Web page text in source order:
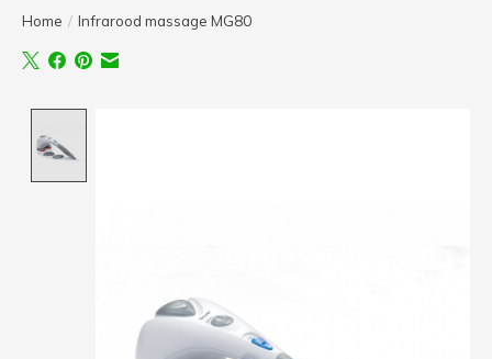
Home / Infrarood massage MG80